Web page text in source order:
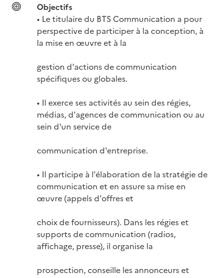
Objectifs
• Le titulaire du BTS Communication a pour
perspective de participer à la conception, à
la mise en œuvre et à la
gestion d'actions de communication
spécifiques ou globales.
• Il exerce ses activités au sein des régies,
médias, d'agences de communication ou au
sein d'un service de
communication d'entreprise.
• Il participe à l'élaboration de la stratégie de
communication et en assure sa mise en
œuvre (appels d'offres et
choix de fournisseurs). Dans les régies et
supports de communication (radios,
affichage, presse), il organise la
prospection, conseille les annonceurs et